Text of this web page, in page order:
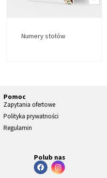
Numery stołów
Pomoc
Zapytania ofertowe
Polityka prywatności
Regulamin
Polub nas